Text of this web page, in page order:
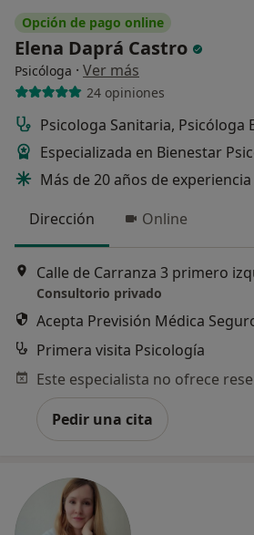
Opción de pago online
Elena Daprá Castro
Psicóloga · Ver más
24 opiniones
Psicologa Sanitaria, Psicóloga
Especializada en Bienestar
Más de 20 años de experiencia
Dirección
Online
Consultorio privado
Acepta Previsión Médica
Primera visita Psicología
Pedir una cita